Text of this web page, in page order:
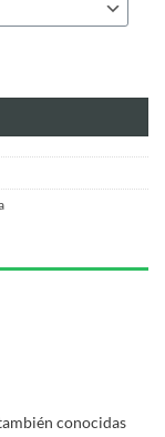
conocidas